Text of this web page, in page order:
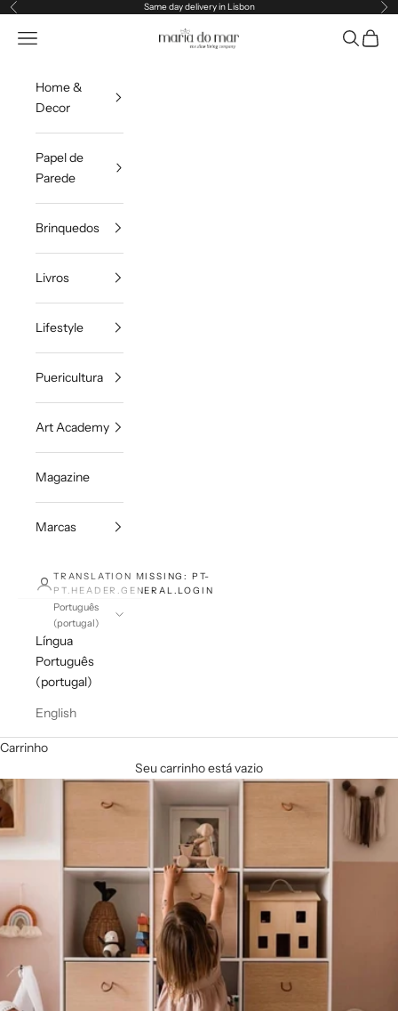
Pular para o conteúdo
Anterior Same day delivery in Lisbon
Maria do Mar
Translation missing: pt-PT.header.general.menu Pesquisar
Home &
Decor
Papel de
Parede
Brinquedos
Livros
Lifestyle
Puericultura
Art Academy
Magazine
Marcas
TRANSLATION MISSING: PT-
PT.HEADER.GENERAL.LOGIN
Português
(portugal)
Língua
Português
(portugal)
English
Carrinho
Seu carrinho está vazio